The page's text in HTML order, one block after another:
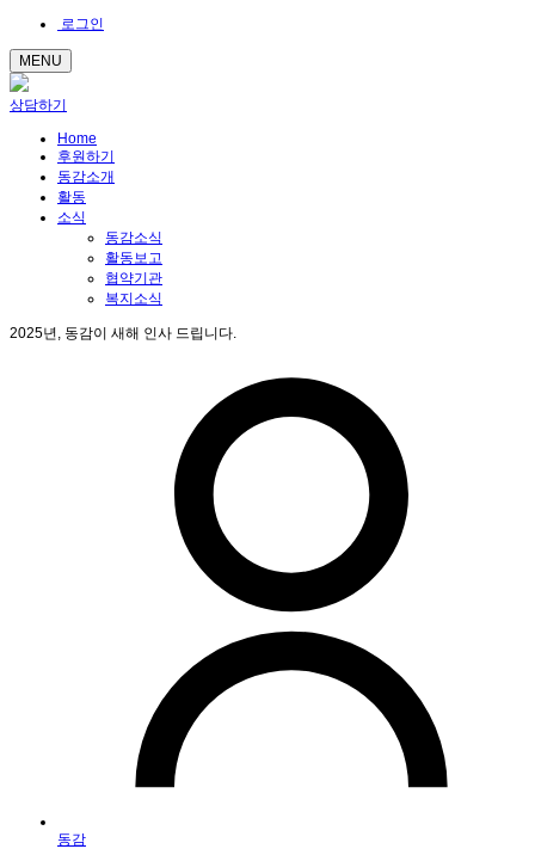
로그인
MENU
상담하기
Home
후원하기
동감소개
활동
소식
동감소식
활동보고
협약기관
복지소식
2025년, 동감이 새해 인사 드립니다.
동감